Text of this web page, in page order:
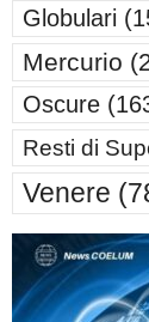
Globulari
Mercurio
Oscure
Resti di
Venere